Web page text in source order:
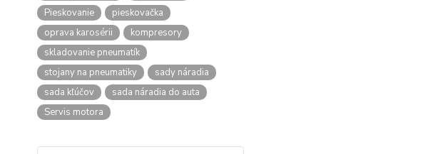
Pieskovanie
pieskovačka
oprava karosérii
kompresory
skladovanie pneumatík
stojany na pneumatiky
sady náradia
sada kľúčov
sada náradia do auta
Servis motora